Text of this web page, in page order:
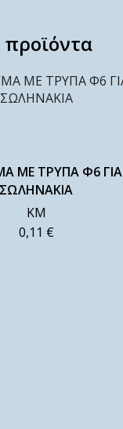
προϊόντα
ΜΕ ΤΡΥΠΑ Φ6 ΓΙΑ
ΣΩΛΗΝΑΚΙΑ
ΚΜ
0,11 €